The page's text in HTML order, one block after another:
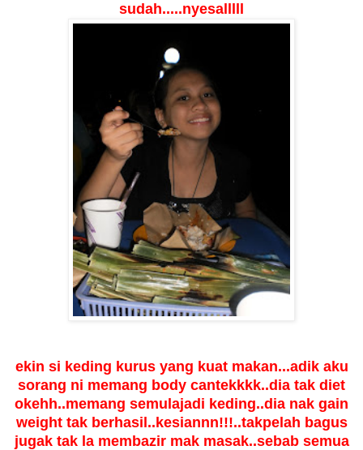
sudah.....nyesalllll
ekin si keding kurus yang kuat makan...adik aku
sorang ni memang body cantekkkk..dia tak diet
okehh..memang semulajadi keding..dia nak gain
weight tak berhasil..kesiannn!!!..takpelah bagus
jugak tak la membazir mak masak..sebab semua